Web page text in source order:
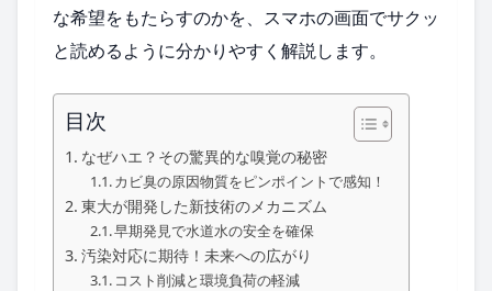
な希望をもたらすのかを、スマホの画面でサクッ
と読めるように分かりやすく解説します。
目次
なぜハエ？その驚異的な嗅覚の秘密
カビ臭の原因物質をピンポイントで感知！
東大が開発した新技術のメカニズム
早期発見で水道水の安全を確保
汚染対応に期待！未来への広がり
コスト削減と環境負荷の軽減